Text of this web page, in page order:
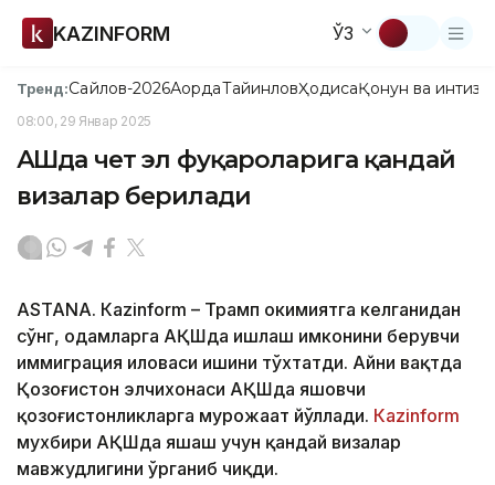
KAZINFORM ЎЗ
Тренд:Сайлов-2026АқордаТайинловҲодисаҚонун ва
08:00, 29 Январ 2025
АҚШда чет эл фуқароларига қандай
визалар берилади
ASTANА. Кazinform – Трамп ҳокимиятга келганидан
сўнг, одамларга АҚШда ишлаш имконини берувчи
иммиграция иловаси ишини тўхтатди. Айни вақтда
Қозоғистон элчихонаси АҚШда яшовчи
қозоғистонликларга мурожаат йўллади. Кazinform
мухбири АҚШда яшаш учун қандай визалар
мавжудлигини ўрганиб чиқди.